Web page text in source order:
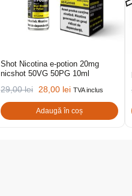
Shot Nicotina e-potion 20mg
nicshot 50VG 50PG 10ml
29,00lei 28,00 lei TVA inclus
Adaugă în coș